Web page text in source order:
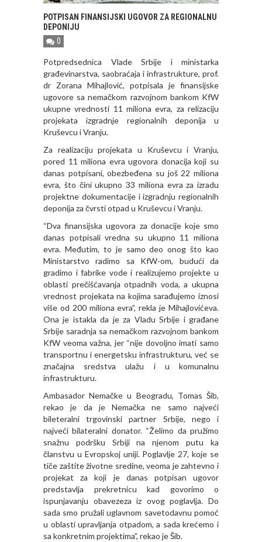
POTPISAN FINANSIJSKI UGOVOR ZA REGIONALNU
DEPONIJU
0
Potpredsednica Vlade Srbije i ministarka
građevinarstva, saobraćaja i infrastrukture, prof.
dr Zorana Mihajlović, potpisala je finansijske
ugovore sa nemačkom razvojnom bankom KfW
ukupne vrednosti 11 miliona evra, za relizaciju
projekata izgradnje regionalnih deponija u
Kruševcu i Vranju.
Za realizaciju projekata u Kruševcu i Vranju,
pored 11 miliona evra ugovora donacija koji su
danas potpisani, obezbeđena su još 22 miliona
evra, što čini ukupno 33 miliona evra za izradu
projektne dokumentacije i izgradnju regionalnih
deponija za čvrsti otpad u Kruševcu i Vranju.
“Dva finansijska ugovora za donacije koje smo
danas potpisali vredna su ukupno 11 miliona
evra. Međutim, to je samo deo onog što kao
Ministarstvo radimo sa KfW-om, budući da
gradimo i fabrike vode i realizujemo projekte u
oblasti prečišćavanja otpadnih voda, a ukupna
vrednost projekata na kojima sarađujemo iznosi
više od 200 miliona evra”, rekla je Mihajlovićeva.
Ona je istakla da je za Vladu Srbije i građane
Srbije saradnja sa nemačkom razvojnom bankom
KfW veoma važna, jer “nije dovoljno imati samo
transportnu i energetsku infrastrukturu, već se
značajna sredstva ulažu i u komunalnu
infrastrukturu.
Ambasador Nemačke u Beogradu, Tomas Šib,
rekao je da je Nemačka ne samo najveći
bileteralni trgovinski partner Srbije, nego i
najveći bilateralni donator. “Želimo da pružimo
snažnu podršku Srbiji na njenom putu ka
članstvu u Evropskoj uniji. Poglavlje 27, koje se
tiče zaštite životne sredine, veoma je zahtevno i
projekat za koji je danas potpisan ugovor
predstavlja prekretnicu kad govorimo o
ispunjavanju obavezeza iz ovog poglavlja. Do
sada smo pružali uglavnom savetodavnu pomoć
u oblasti upravljanja otpadom, a sada krećemo i
sa konkretnim projektima”, rekao je Šib.